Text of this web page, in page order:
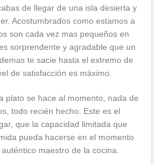
de llegar de una isla desierta y
Acostumbrados como estamos a
son cada vez mas pequeños en
sorprendente y agradable que un
te sacie hasta el extremo de
de satisfacción es máximo.
plato se hace al momento, nada de
todo recién hecho. Este es el
que la capacidad limitada que
pueda hacerse en el momento
maestro de la cocina.